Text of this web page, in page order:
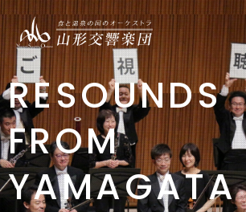
RESOUNDS
FROM
YAMAGATA